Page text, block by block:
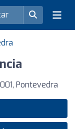
Pontevedra